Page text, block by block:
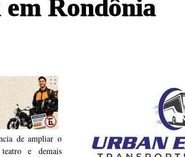
Rondônia
de ampliar o
e demais